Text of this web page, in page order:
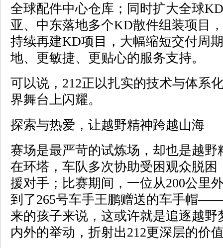
全球配件中心仓库；同时扩大全球
亚、中东落地多个KD散件组装项目
持续再建KD项目，大幅缩短交付周
地、更敏捷、更贴心的服务支持。
可以说，212正以扎实的技术与体系
界舞台上闪耀。
探索与热爱，让越野精神跨越山海
赛场是最严苛的试炼场，却也是越
在环塔，车队多次协助受困观众脱
援对手；比赛期间，一位从200公里
到了265号车手王鹏赠送的车手帽
来的孩子来说，这或许就是追逐越
内外的举动，折射出212更深层的价